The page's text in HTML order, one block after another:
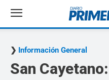
Información General
San